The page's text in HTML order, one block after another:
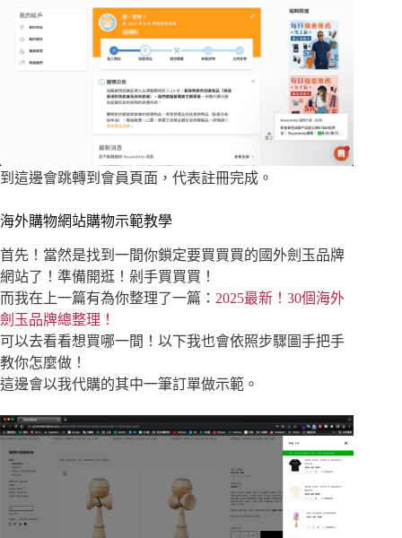
到這邊會跳轉到會員頁面，代表註冊完成。
海外購物網站購物示範教學
首先！當然是找到一間你鎖定要買買買的國外劍玉品牌
網站了！準備開逛！剁手買買買！
而我在上一篇有為你整理了一篇： 2025最新！30個海外
劍玉品牌總整理！
可以去看看想買哪一間！以下我也會依照步驟圖手把手
教你怎麼做！
這邊會以我代購的其中一筆訂單做示範。